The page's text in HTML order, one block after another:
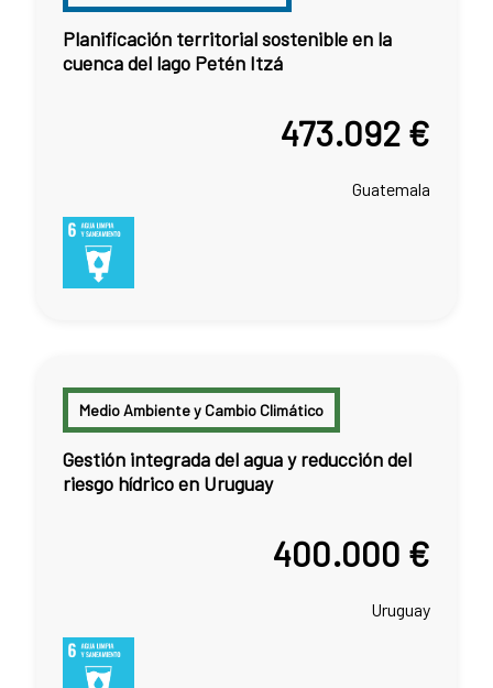
Planificación territorial sostenible en la
cuenca del lago Petén Itzá
473.092 €
Guatemala
Medio Ambiente y Cambio Climático
Gestión integrada del agua y reducción del
riesgo hídrico en Uruguay
400.000 €
Uruguay